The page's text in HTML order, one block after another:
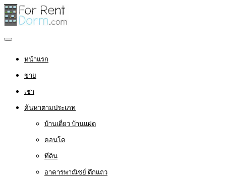
หน้าแรก
ขาย
เช่า
ค้นหาตามประเภท
บ้านเดี่ยว บ้านแฝด
คอนโด
ที่ดิน
อาคารพาณิชย์ ตึกแถว